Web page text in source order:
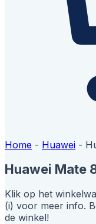
Home - Huawei -
Huawei Mate
Klik op het
(i) voor meer info.
de winkel!